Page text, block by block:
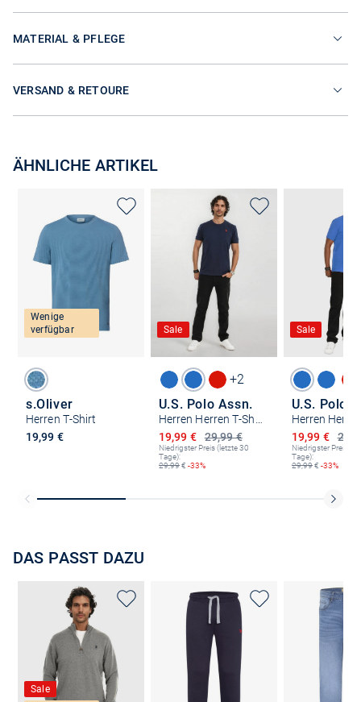
MATERIAL & PFLEGE
VERSAND & RETOURE
ÄHNLICHE ARTIKEL
Wenige
verfügbar
s.Oliver
Herren T-Shirt
19,99 €
Sale
+2
U.S. Polo Assn.
29,99 €
Ermäßigter Preis
19,99 €
Niedrigster Preis (letzte 30
Tage):
29,99€ -33%
Sale
U.S. Polo
Ermäßigter
19,99 €
Niedrigster Preis
Tage):
29,99€ -33%
DAS PASST DAZU
Sale